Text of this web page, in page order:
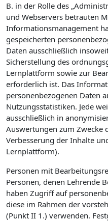
B. in der Rolle des
und Webservers betrauten
Informationsmanagement
gespeicherten
Daten ausschließlich
Sicherstellung des
Lernplattform sowie zur
erforderlich ist. Das
personenbezogenen Daten
Nutzungsstatistiken. Jede
ausschließlich in
Auswertungen zum Zwecke
Verbesserung der Inhalte
Lernplattform).
Personen mit
Personen, denen Lehrende
haben Zugriff auf
diese im Rahmen der
(Punkt II 1.) verwenden.